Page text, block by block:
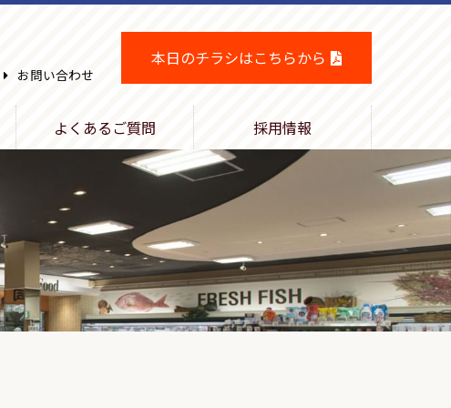
本日のチラシはこちらから
お問い合わせ
よくあるご質問 採用情報